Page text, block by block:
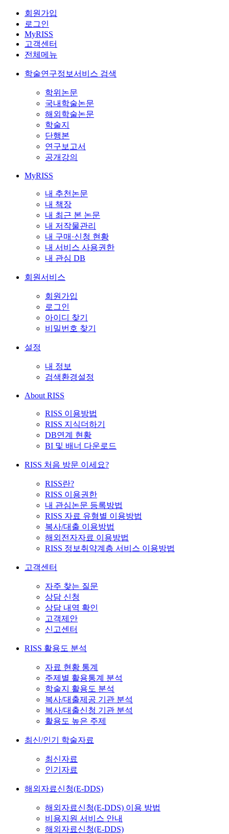
회원가입
로그인
MyRISS
고객센터
전체메뉴
학술연구정보서비스 검색
학위논문
국내학술논문
해외학술논문
학술지
단행본
연구보고서
공개강의
MyRISS
내 추천논문
내 책장
내 최근 본 논문
내 저작물관리
내 구매·신청 현황
내 서비스 사용권한
내 관심 DB
회원서비스
회원가입
로그인
아이디 찾기
비밀번호 찾기
설정
내 정보
검색환경설정
About RISS
RISS 이용방법
RISS 지식더하기
DB연계 현황
BI 및 배너 다운로드
RISS 처음 방문 이세요?
RISS란?
RISS 이용권한
내 관심논문 등록방법
RISS 자료 유형별 이용방법
복사/대출 이용방법
해외전자자료 이용방법
RISS 정보취약계층 서비스 이용방법
고객센터
자주 찾는 질문
상담 신청
상담 내역 확인
고객제안
신고센터
RISS 활용도 분석
자료 현황 통계
주제별 활용통계 분석
학술지 활용도 분석
복사/대출제공 기관 분석
복사/대출신청 기관 분석
활용도 높은 주제
최신/인기 학술자료
최신자료
인기자료
해외자료신청(E-DDS)
해외자료신청(E-DDS) 이용 방법
비용지원 서비스 안내
해외자료신청(E-DDS)